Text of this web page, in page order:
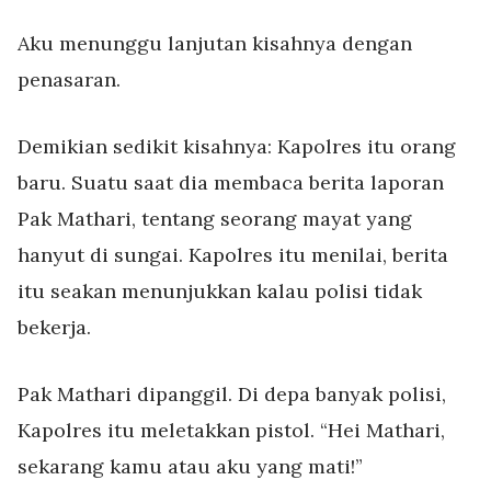
Aku menunggu lanjutan kisahnya dengan
penasaran.
Demikian sedikit kisahnya: Kapolres itu orang
baru. Suatu saat dia membaca berita laporan
Pak Mathari, tentang seorang mayat yang
hanyut di sungai. Kapolres itu menilai, berita
itu seakan menunjukkan kalau polisi tidak
bekerja.
Pak Mathari dipanggil. Di depa banyak polisi,
Kapolres itu meletakkan pistol. “Hei Mathari,
sekarang kamu atau aku yang mati!”